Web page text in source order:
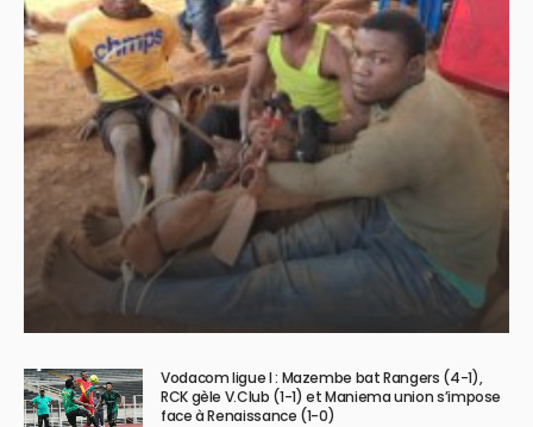
Vodacom ligue I : Mazembe bat Rangers (4-1),
RCK gèle V.Club (1-1) et Maniema union s’impose
face à Renaissance (1-0)